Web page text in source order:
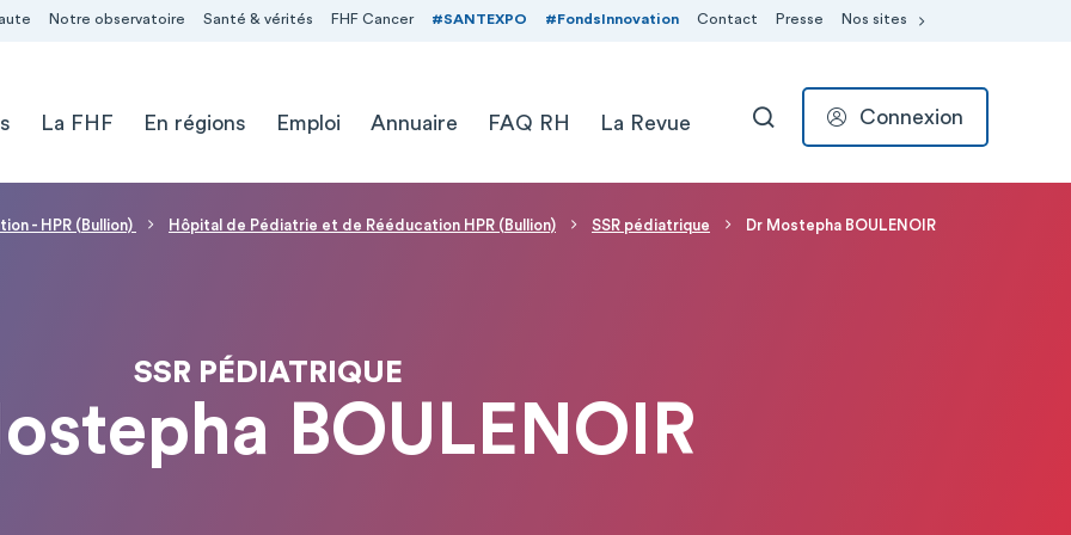
Notre observatoire Santé & vérités FHF Cancer #SANTEXPO #FondsInnovation Contact Presse Nos sites
La FHF En régions Emploi Annuaire FAQ RH La Revue RECHERCHER
Connexion
- HPR (Bullion) Hôpital de Pédiatrie et de Rééducation HPR (Bullion) SSR pédiatrique Dr Mostepha BOULENOIR
SSR PÉDIATRIQUE
BOULENOIR